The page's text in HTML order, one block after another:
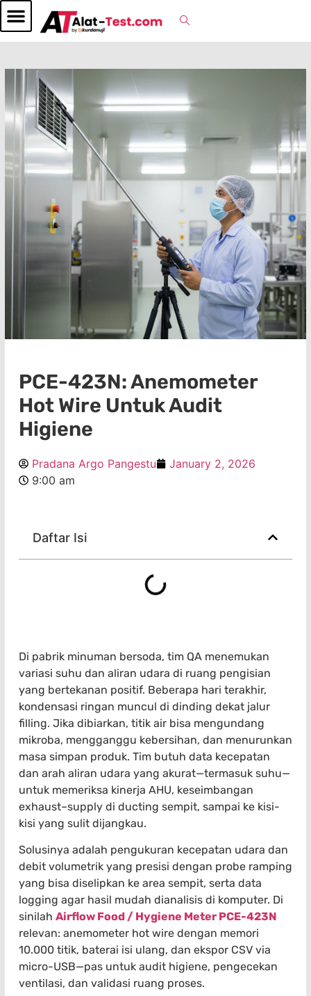
PCE-423N: Anemometer
Hot Wire Untuk Audit
Higiene
Pradana Argo Pangestu
January 2, 2026
9:00 am
Daftar Isi
Di pabrik minuman bersoda, tim QA menemukan
variasi suhu dan aliran udara di ruang pengisian
yang bertekanan positif. Beberapa hari terakhir,
kondensasi ringan muncul di dinding dekat jalur
filling. Jika dibiarkan, titik air bisa mengundang
mikroba, mengganggu kebersihan, dan menurunkan
masa simpan produk. Tim butuh data kecepatan
dan arah aliran udara yang akurat—termasuk suhu—
untuk memeriksa kinerja AHU, keseimbangan
exhaust–supply di ducting sempit, sampai ke kisi-
kisi yang sulit dijangkau.
Solusinya adalah pengukuran kecepatan udara dan
debit volumetrik yang presisi dengan probe ramping
yang bisa diselipkan ke area sempit, serta data
logging agar hasil mudah dianalisis di komputer. Di
sinilah Airflow Food / Hygiene Meter PCE-423N
relevan: anemometer hot wire dengan memori
10.000 titik, baterai isi ulang, dan ekspor CSV via
micro-USB—pas untuk audit higiene, pengecekan
ventilasi, dan validasi ruang proses.